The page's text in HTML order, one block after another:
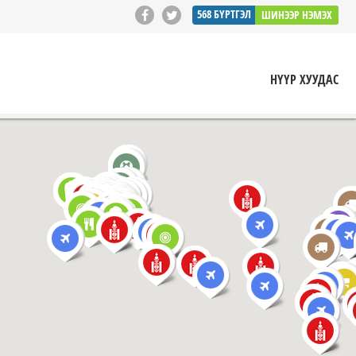
568БҮРТГЭЛ ШИНЭЭР НЭМЭХ
НҮҮР ХУУДАС